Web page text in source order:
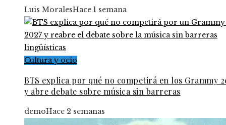
Luis MoralesHace 1 semana
Cultura y ocio
BTS explica por qué no competirá en los Grammy
y abre debate sobre música sin barreras
demoHace 2 semanas